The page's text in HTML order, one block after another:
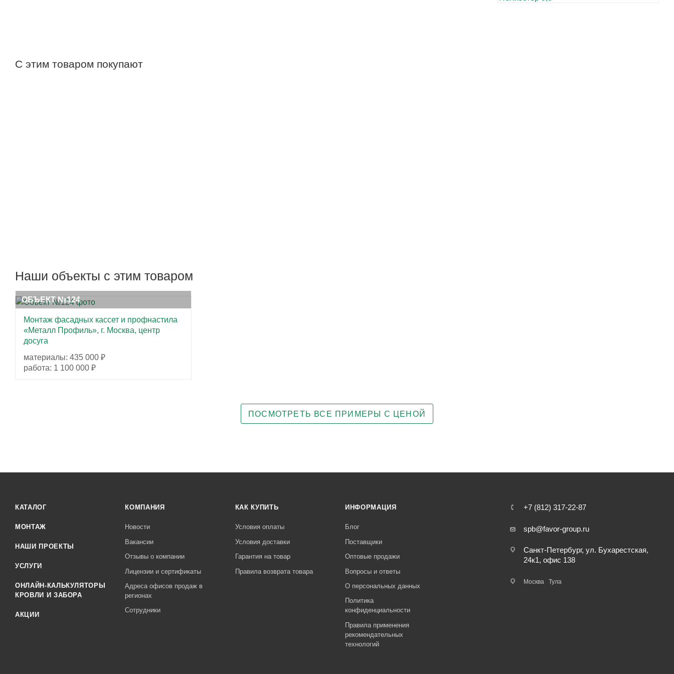
С этим товаром покупают
Наши объекты с этим товаром
ОБЪЕКТ №124
Монтаж фасадных кассет и профнастила
«Металл Профиль», г. Москва, центр
досуга
материалы: 435 000 ₽
работа: 1 100 000 ₽
ПОСМОТРЕТЬ ВСЕ ПРИМЕРЫ С ЦЕНОЙ
КАТАЛОГ
МОНТАЖ
НАШИ ПРОЕКТЫ
УСЛУГИ
ОНЛАЙН-КАЛЬКУЛЯТОРЫ
КРОВЛИ И ЗАБОРА
АКЦИИ
КОМПАНИЯ
Новости
Вакансии
Отзывы о компании
Лицензии и сертификаты
Адреса офисов продаж в
регионах
Сотрудники
КАК КУПИТЬ
Условия оплаты
Условия доставки
Гарантия на товар
Правила возврата товара
ИНФОРМАЦИЯ
Блог
Поставщики
Оптовые продажи
Вопросы и ответы
О персональных данных
Политика
конфиденциальности
Правила применения
рекомендательных
технологий
+7 (812) 317-22-87
spb@favor-group.ru
Санкт-Петербург, ул. Бухарестская,
24к1, офис 138
Москва Тула